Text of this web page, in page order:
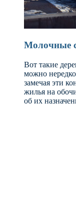
Молочные
Вот такие
можно нередко
замечая эти
жилья на
об их